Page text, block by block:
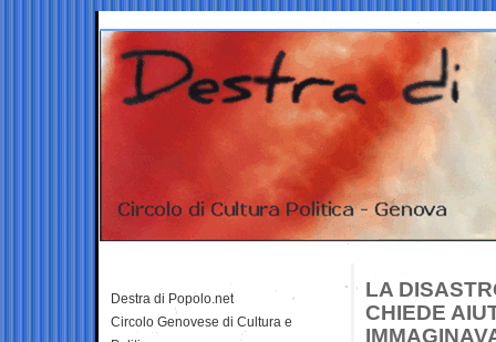
LA
CHIEDE
Destra di Popolo.net
Circolo Genovese di Cultura e